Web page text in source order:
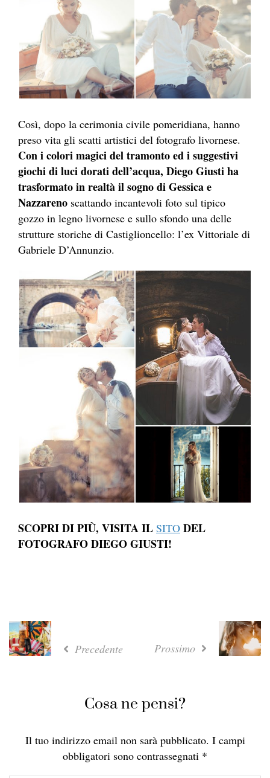
Così, dopo la cerimonia civile pomeridiana, hanno
preso vita gli scatti artistici del fotografo livornese.
Con i colori magici del tramonto ed i suggestivi
giochi di luci dorati dell’acqua, Diego Giusti ha
trasformato in realtà il sogno di Gessica e
Nazzareno scattando incantevoli foto sul tipico
gozzo in legno livornese e sullo sfondo una delle
strutture storiche di Castiglioncello: l’ex Vittoriale di
Gabriele D’Annunzio.
SCOPRI DI PIÙ, VISITA IL SITO DEL
FOTOGRAFO DIEGO GIUSTI!
Precedente Prossimo
Cosa ne pensi?
Il tuo indirizzo email non sarà pubblicato. I campi
obbligatori sono contrassegnati *